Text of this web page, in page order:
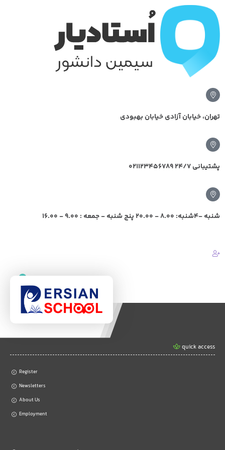
تهران، خیابان آزادی خیابان بهبودی
پشتیبانی 24/7 021123456789
شنبه -4شنبه: 8.00 - 20.00 پنج شنبه - جمعه : 9.00 - 16.00
0
quick access
Register
Newsletters
About Us
Employment